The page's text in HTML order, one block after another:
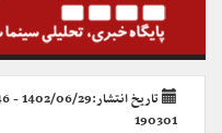
تاریخ انتشار:1402/06/29 - 20:46
190301